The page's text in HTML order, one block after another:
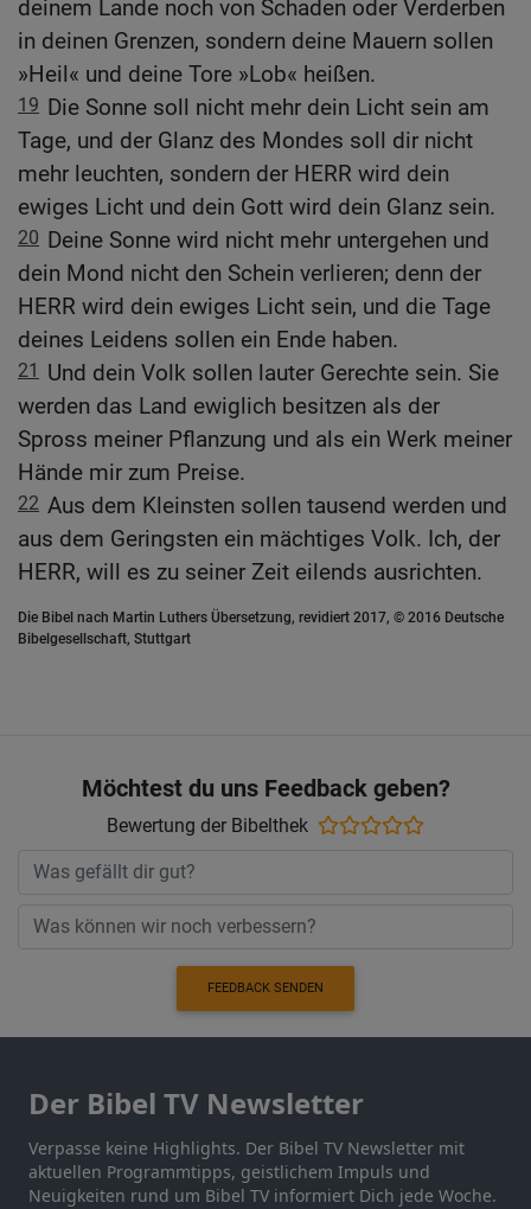
deinem Lande noch von Schaden oder Verderben
in deinen Grenzen, sondern deine Mauern sollen
»Heil« und deine Tore »Lob« heißen.
19 Die Sonne soll nicht mehr dein Licht sein am
Tage, und der Glanz des Mondes soll dir nicht
mehr leuchten, sondern der HERR wird dein
ewiges Licht und dein Gott wird dein Glanz sein.
20 Deine Sonne wird nicht mehr untergehen und
dein Mond nicht den Schein verlieren; denn der
HERR wird dein ewiges Licht sein, und die Tage
deines Leidens sollen ein Ende haben.
21
Und dein Volk sollen lauter Gerechte sein. Sie
werden das Land ewiglich besitzen als der
Spross meiner Pflanzung und als ein Werk meiner
Hände mir zum Preise.
22 Aus dem Kleinsten sollen tausend werden und
aus dem Geringsten ein mächtiges Volk. Ich, der
HERR, will es zu seiner Zeit eilends ausrichten.
Die Bibel nach Martin Luthers Übersetzung, revidiert 2017, © 2016 Deutsche
Bibelgesellschaft, Stuttgart
Möchtest du uns Feedback geben?
Bewertung der Bibelthek
FEEDBACK SENDEN
Der Bibel TV Newsletter
Verpasse keine Highlights. Der Bibel TV Newsletter mit
aktuellen Programmtipps, geistlichem Impuls und
Neuigkeiten rund um Bibel TV informiert Dich jede Woche.